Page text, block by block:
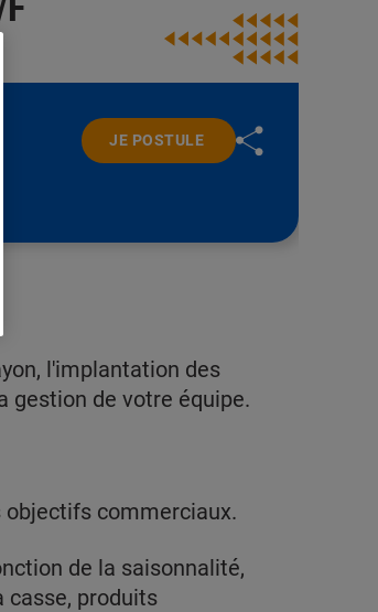
JE POSTULE
l'implantation des
gestion de votre équipe.
commerciaux.
de la saisonnalité,
casse, produits